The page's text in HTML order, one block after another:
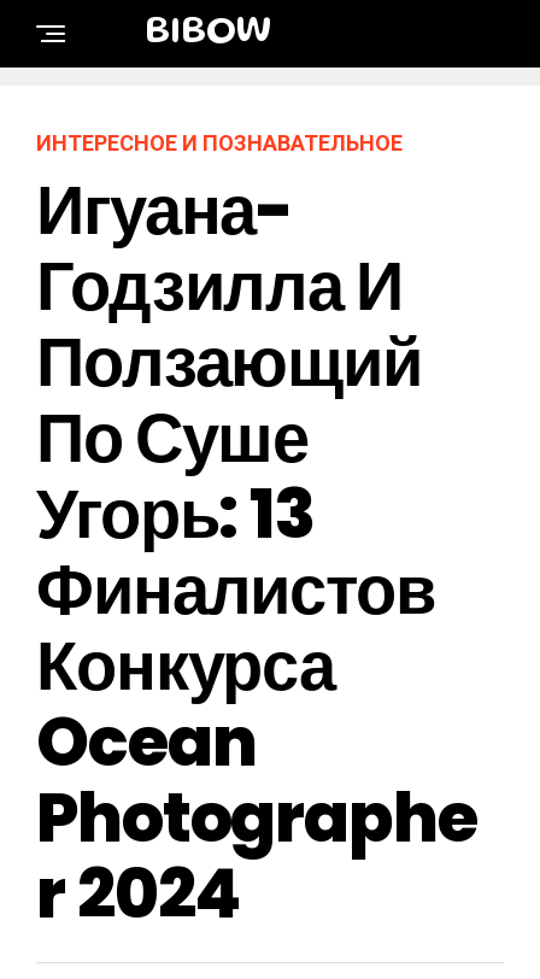
BIBOW
ИНТЕРЕСНОЕ И ПОЗНАВАТЕЛЬНОЕ
Игуана-
Годзилла И
Ползающий
По Суше
Угорь: 13
Финалистов
Конкурса
Ocean
Photographe
R 2024